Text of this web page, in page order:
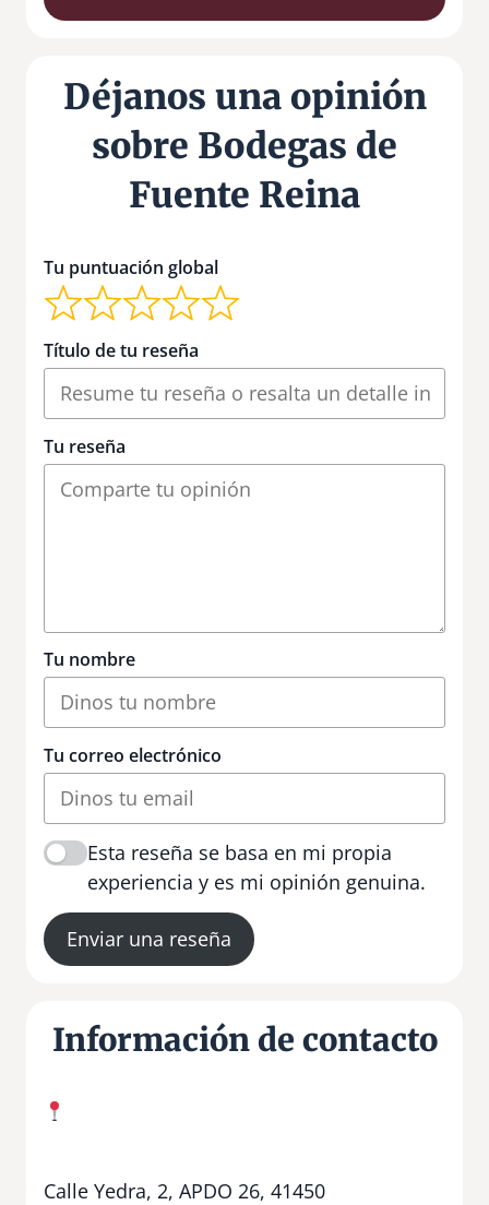
Déjanos una opinión
sobre Bodegas de
Fuente Reina
Tu puntuación global
Título de tu reseña
Tu reseña
Tu nombre
Tu correo electrónico
Esta reseña se basa en mi propia
experiencia y es mi opinión genuina.
Enviar una reseña
Información de contacto
Calle Yedra, 2, APDO 26, 41450